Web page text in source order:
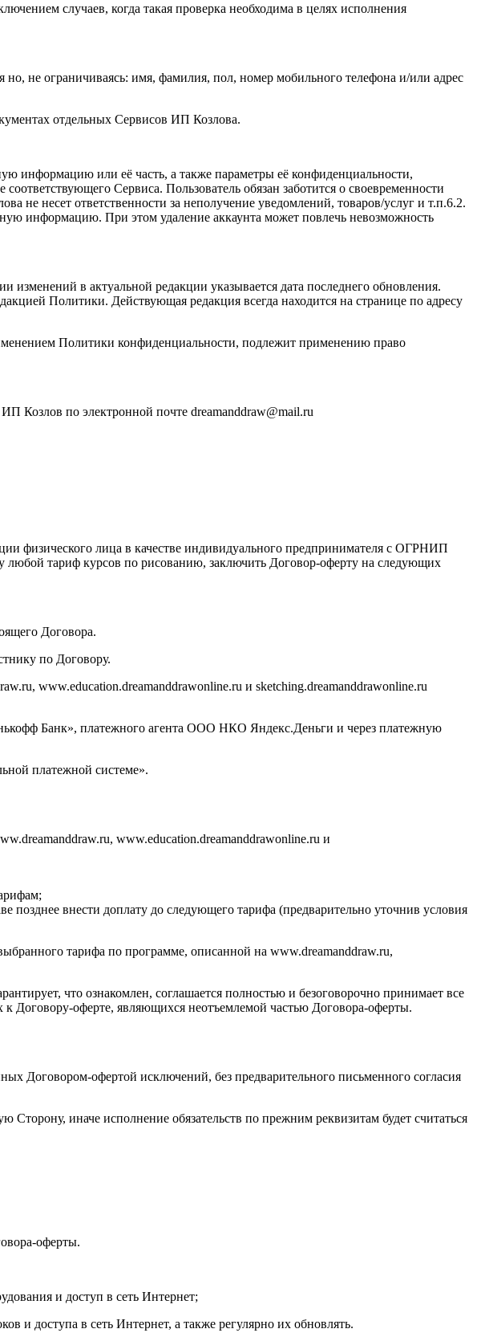
случаев, когда такая проверка необходима в целях исполнения
не ограничиваясь: имя, фамилия, пол, номер мобильного телефона и/или адрес
отдельных Сервисов ИП Козлова.
информацию или её часть, а также параметры её конфиденциальности,
Сервиса. Пользователь обязан заботится о своевременности
не несет ответственности за неполучение уведомлений, товаров/услуг и т.п.6.2.
информацию. При этом удаление аккаунта может повлечь невозможность
в актуальной редакции указывается дата последнего обновления.
Политики. Действующая редакция всегда находится на странице по адресу
Политики конфиденциальности, подлежит применению право
Козлов по электронной почте dreamanddraw@mail.ru
физического лица в качестве индивидуального предпринимателя с ОГРНИП
любой тариф курсов по рисованию, заключить Договор-оферту на следующих
Договора.
по Договору.
www.education.dreamanddrawonline.ru и sketching.dreamanddrawonline.ru
Банк», платежного агента ООО НКО Яндекс.Деньги и через платежную
платежной системе».
www.education.dreamanddrawonline.ru и
внести доплату до следующего тарифа (предварительно уточнив условия
тарифа по программе, описанной на www.dreamanddraw.ru,
что ознакомлен, соглашается полностью и безоговорочно принимает все
Договору-оферте, являющихся неотъемлемой частью Договора-оферты.
Договором-офертой исключений, без предварительного письменного согласия
иначе исполнение обязательств по прежним реквизитам будет считаться
оферты.
и доступ в сеть Интернет;
и доступа в сеть Интернет, а также регулярно их обновлять.